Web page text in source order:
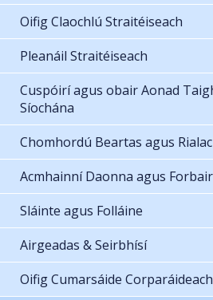
Oifig Claochlú Straitéiseach
Pleanáil Straitéiseach
Cuspóirí agus obair Aonad
Síochána
Chomhordú Beartas agus
Acmhainní Daonna agus
Sláinte agus Folláine
Airgeadas & Seirbhísí
Oifig Cumarsáide Corparáideach